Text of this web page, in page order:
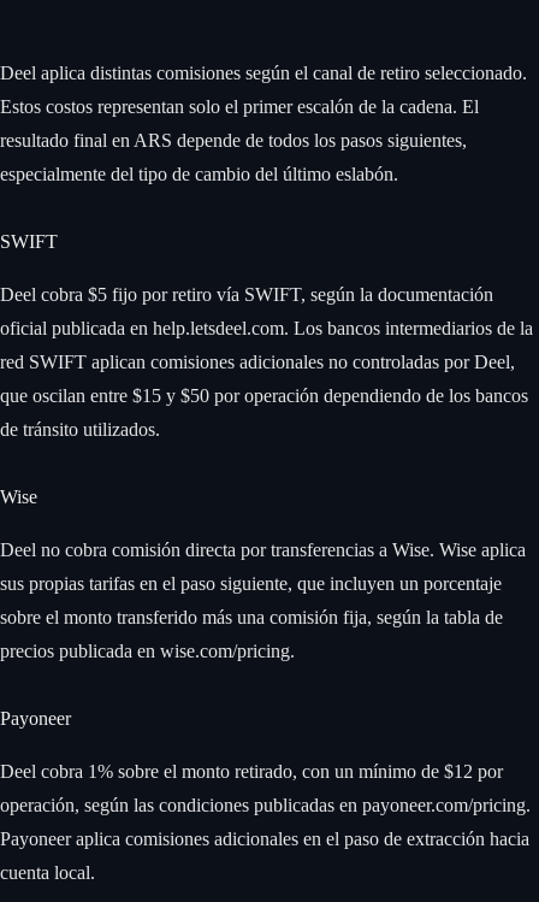
Deel aplica distintas comisiones según el canal de retiro seleccionado.
Estos costos representan solo el primer escalón de la cadena. El
resultado final en ARS depende de todos los pasos siguientes,
especialmente del tipo de cambio del último eslabón.
SWIFT
Deel cobra $5 fijo por retiro vía SWIFT, según la documentación
oficial publicada en help.letsdeel.com. Los bancos intermediarios de la
red SWIFT aplican comisiones adicionales no controladas por Deel,
que oscilan entre $15 y $50 por operación dependiendo de los bancos
de tránsito utilizados.
Wise
Deel no cobra comisión directa por transferencias a Wise. Wise aplica
sus propias tarifas en el paso siguiente, que incluyen un porcentaje
sobre el monto transferido más una comisión fija, según la tabla de
precios publicada en wise.com/pricing.
Payoneer
Deel cobra 1% sobre el monto retirado, con un mínimo de $12 por
operación, según las condiciones publicadas en payoneer.com/pricing.
Payoneer aplica comisiones adicionales en el paso de extracción hacia
cuenta local.